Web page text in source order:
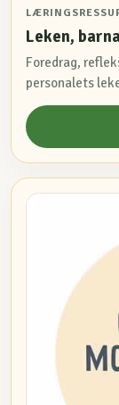
Leken,
Foredrag,
personalets